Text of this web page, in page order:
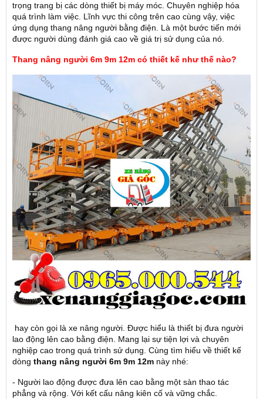
trọng trang bị các dòng thiết bị máy móc. Chuyên nghiệp hóa
quá trình làm việc. Lĩnh vực thi công trên cao cùng vậy, việc
ứng dụng thang nâng người bằng điện. Là một bước tiến mới
được người dùng đánh giá cao về giá trị sử dụng của nó.
Thang nâng người 6m 9m 12m có thiết kế như thế nào?
hay còn gọi là xe nâng người. Được hiểu là thiết bị đưa người
lao động lên cao bằng điện. Mang lại sự tiện lợi và chuyên
nghiệp cao trong quá trình sử dụng. Cùng tìm hiểu về thiết kế
dòng thang nâng người 6m 9m 12m này nhé:
- Người lao động được đưa lên cao bằng một sàn thao tác
phẳng và rộng. Với kết cấu nâng kiên cố và vững chắc.